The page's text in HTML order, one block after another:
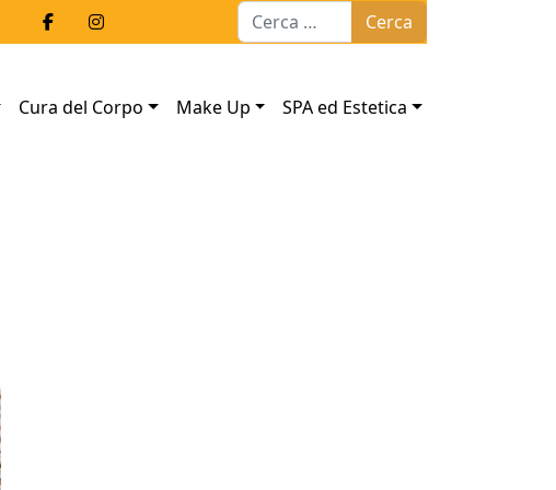
Ricerca per:
Cura del Corpo Make Up SPA ed Estetica